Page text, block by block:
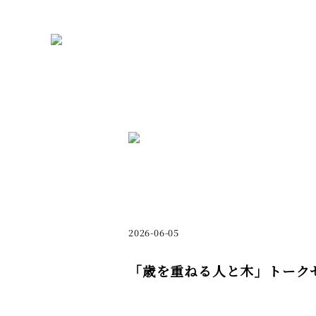
2026-06-05
「歳を重ねる人と木」トー